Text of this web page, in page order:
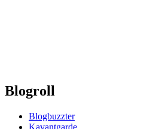
Blogroll
Blogbuzzter
Kavantgarde